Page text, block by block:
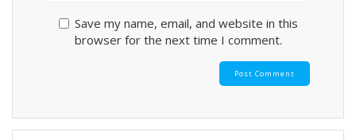
Save my name, email, and website in this
browser for the next time I comment.